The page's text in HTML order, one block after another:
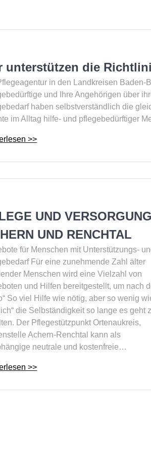
unterstützen die
in den Landkreisen Baden-
und Ihre Angehörigen über
haben selbstverständlich die
im Alltag hilfe- und pflegebedürftiger
UND VERSORGUNG
UND RENCHTAL
für Menschen mit Unterstützungs-
Für eine zunehmende Zahl älter
Menschen wird eine Vielzahl von
und Hilfen bereitgestellt, um nach
So viel Hilfe wie nötig, aber so wenig
die Selbständigkeit so lange es geht
Der Pflegestützpunkt Ortenaukreis,
Achern-Renchtal kann als
neutrale und kostenfreie…